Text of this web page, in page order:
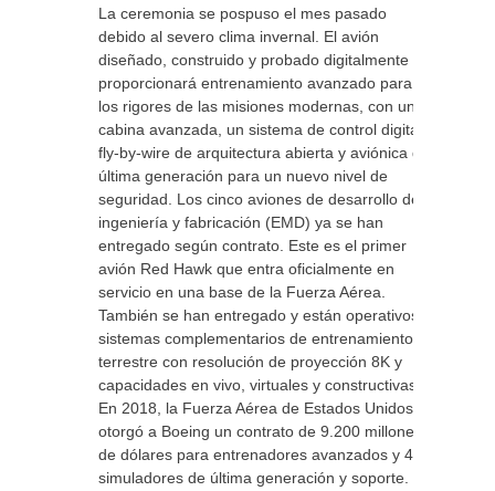
La ceremonia se pospuso el mes pasado
debido al severo clima invernal. El avión
diseñado, construido y probado digitalmente
proporcionará entrenamiento avanzado para
los rigores de las misiones modernas, con una
cabina avanzada, un sistema de control digital
fly-by-wire de arquitectura abierta y aviónica de
última generación para un nuevo nivel de
seguridad. Los cinco aviones de desarrollo de
ingeniería y fabricación (EMD) ya se han
entregado según contrato. Este es el primer
avión Red Hawk que entra oficialmente en
servicio en una base de la Fuerza Aérea.
También se han entregado y están operativos
sistemas complementarios de entrenamiento
terrestre con resolución de proyección 8K y
capacidades en vivo, virtuales y constructivas.
En 2018, la Fuerza Aérea de Estados Unidos le
otorgó a Boeing un contrato de 9.200 millones
de dólares para entrenadores avanzados y 46
simuladores de última generación y soporte. El